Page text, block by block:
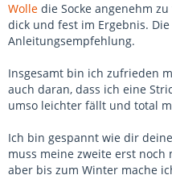
Wolle die Socke angenehm
dick und fest im Ergebnis. Die
Anleitungsempfehlung.
Insgesamt bin ich zufrieden
auch daran, dass ich eine
umso leichter fällt und total
Ich bin gespannt wie dir
muss meine zweite erst noch
aber bis zum Winter mache